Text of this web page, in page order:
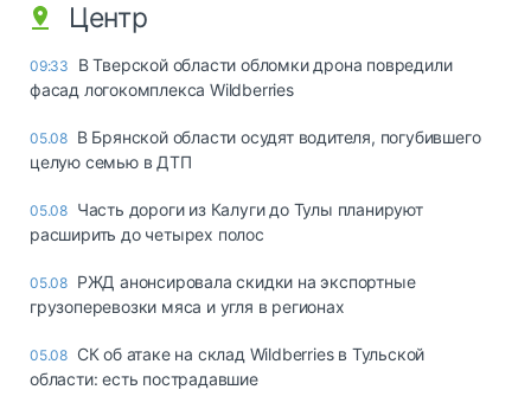
Центр
09:33
В Тверской области обломки дрона повредили
фасад логокомплекса Wildberries
05.08 В Брянской области осудят водителя, погубившего
целую семью в ДТП
05.08 Часть дороги из Калуги до Тулы планируют
расширить до четырех полос
05.08 РЖД анонсировала скидки на экспортные
грузоперевозки мяса и угля в регионах
05.08 СК об атаке на склад Wildberries в Тульской
области: есть пострадавшие